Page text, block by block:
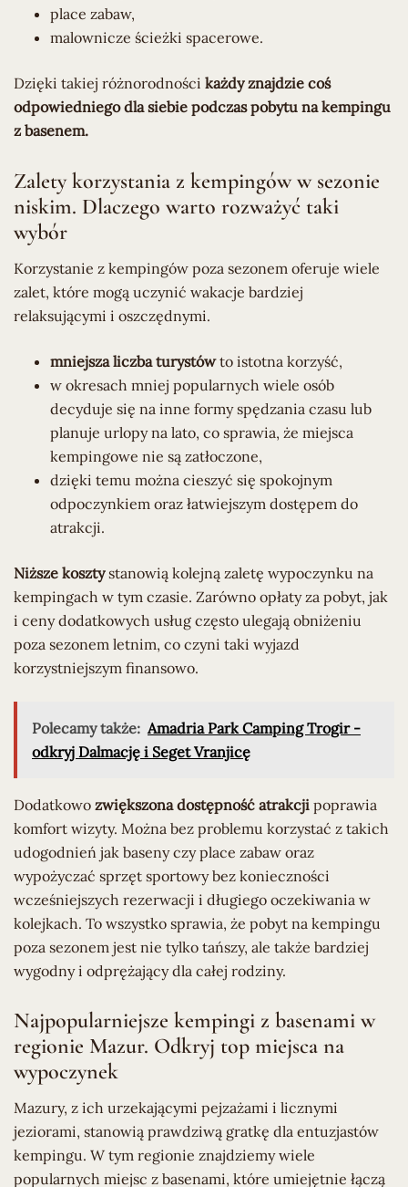
place zabaw,
malownicze ścieżki spacerowe.
Dzięki takiej różnorodności każdy znajdzie coś
odpowiedniego dla siebie podczas pobytu na kempingu
z basenem.
Zalety korzystania z kempingów w sezonie
niskim. Dlaczego warto rozważyć taki
wybór
Korzystanie z kempingów poza sezonem oferuje wiele
zalet, które mogą uczynić wakacje bardziej
relaksującymi i oszczędnymi.
mniejsza liczba turystówto istotna korzyść,
w okresach mniej popularnych wiele osób
decyduje się na inne formy spędzania czasu lub
planuje urlopy na lato, co sprawia, że miejsca
kempingowe nie są zatłoczone,
dzięki temu można cieszyć się spokojnym
odpoczynkiem oraz łatwiejszym dostępem do
atrakcji.
Niższe kosztystanowią kolejną zaletę wypoczynku na
kempingach w tym czasie. Zarówno opłaty za pobyt, jak
i ceny dodatkowych usług często ulegają obniżeniu
poza sezonem letnim, co czyni taki wyjazd
korzystniejszym finansowo.
Polecamy także: Amadria Park Camping Trogir -
odkryj Dalmację i Seget Vranjicę
Dodatkowo zwiększona dostępność atrakcji poprawia
komfort wizyty. Można bez problemu korzystać z takich
udogodnień jak baseny czy place zabaw oraz
wypożyczać sprzęt sportowy bez konieczności
wcześniejszych rezerwacji i długiego oczekiwania w
kolejkach. To wszystko sprawia, że pobyt na kempingu
poza sezonem jest nie tylko tańszy, ale także bardziej
wygodny i odprężający dla całej rodziny.
Najpopularniejsze kempingi z basenami w
regionie Mazur. Odkryj top miejsca na
wypoczynek
Mazury, z ich urzekającymi pejzażami i licznymi
jeziorami, stanowią prawdziwą gratkę dla entuzjastów
kempingu. W tym regionie znajdziemy wiele
popularnych miejsc z basenami, które umiejętnie łączą